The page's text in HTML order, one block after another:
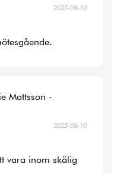
2025-08-10
Mattsson -
2025-08-10
vara inom skälig